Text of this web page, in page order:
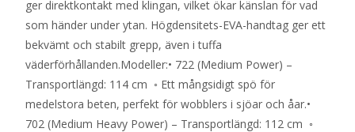
ger direktkontakt med klingan, vilket ökar känslan för vad
som händer under ytan. Högdensitets-EVA-handtag ger ett
bekvämt och stabilt grepp, även i tuffa
väderförhållanden.Modeller:• 722 (Medium Power) –
Transportlängd: 114 cm ◦ Ett mångsidigt spö för
medelstora beten, perfekt för wobblers i sjöar och åar.•
702 (Medium Heavy Power) – Transportlängd: 112 cm ◦